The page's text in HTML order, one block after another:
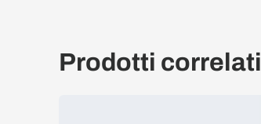
Prodotti correlati